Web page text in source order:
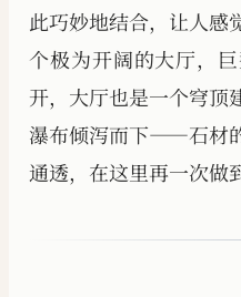
此巧妙地结合，让人感
个极为开阔的大厅，
开，大厅也是一个穹顶
瀑布倾泻而下——石材
通透，在这里再一次做